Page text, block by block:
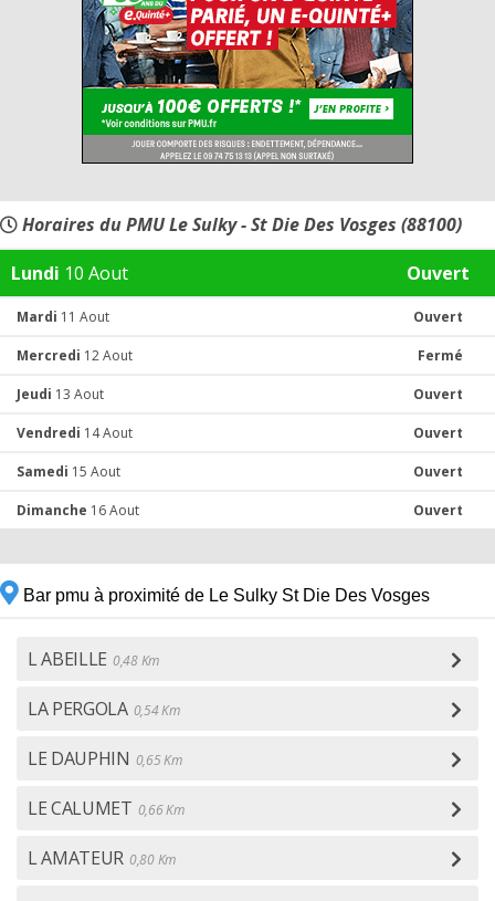
Horaires du PMU Le Sulky - St Die Des Vosges (88100)
Lundi 10 Aout Ouvert
Mardi 11 Aout Ouvert
Mercredi 12 Aout Fermé
Jeudi 13 Aout Ouvert
Vendredi 14 Aout Ouvert
Samedi 15 Aout Ouvert
Dimanche 16 Aout Ouvert
Bar pmu à proximité de Le Sulky St Die Des Vosges
L ABEILLE 0,48 Km
LA PERGOLA 0,54 Km
LE DAUPHIN 0,65 Km
LE CALUMET 0,66 Km
L AMATEUR 0,80 Km